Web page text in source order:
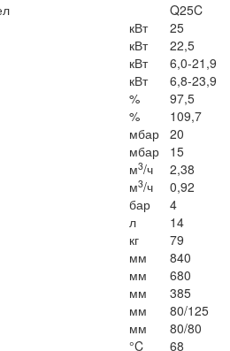
Q25C
кВт 25
кВт 22,5
кВт 6,0-21,9
кВт 6,8-23,9
% 97,5
% 109,7
мбар 20
мбар 15
м3/ч 2,38
м3/ч 0,92
бар 4
л 14
кг 79
мм 840
мм 680
мм 385
мм 80/125
мм 80/80
°C 68